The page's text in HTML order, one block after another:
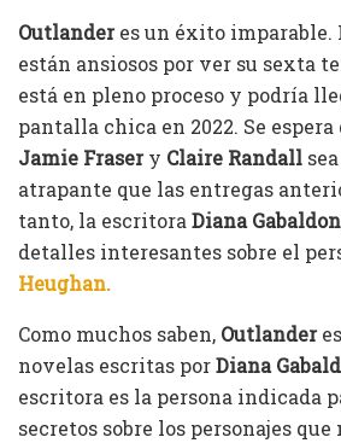
Outlanderes un éxito imparable.
están ansiosos por ver su sexta
está en pleno proceso y podría
pantalla chica en 2022. Se
Jamie Frasery Claire Randall
atrapante que las entregas
tanto, la escritoraDiana Gabaldon
detalles interesantes sobre el
Heughan.
Como muchos saben, Outlander
novelas escritas porDiana
escritora es la persona indicada
secretos sobre los personajes que